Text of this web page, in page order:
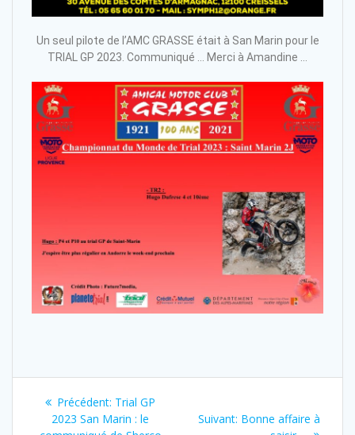
Un seul pilote de l’AMC GRASSE était à San Marin pour le
TRIAL GP 2023. Communiqué … Merci à Amandine …
Précédent: Trial GP
2023 San Marin : le
Suivant: Bonne affaire à